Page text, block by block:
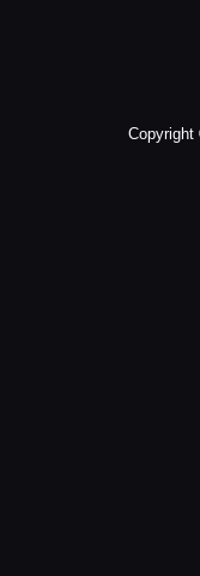
Copyright